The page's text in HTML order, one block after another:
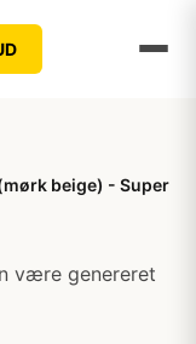
beige) - Super
være genereret